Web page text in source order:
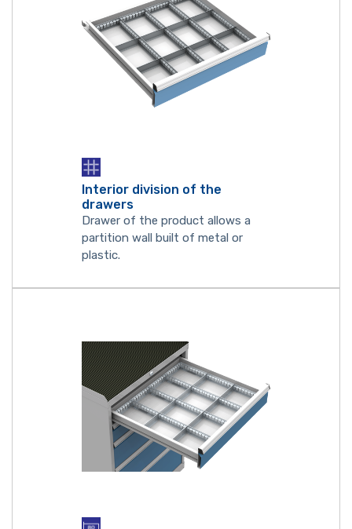
Interior division of the
drawers
Drawer of the product allows a
partition wall built of metal or
plastic.